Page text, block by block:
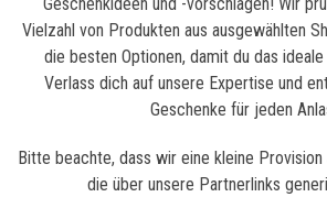
Vielzahl von Produkten aus ausgewählten
die besten Optionen, damit du das
Verlass dich auf unsere Expertise und
Geschenke für jeden
Bitte beachte, dass wir eine kleine
die über unsere Partnerlinks